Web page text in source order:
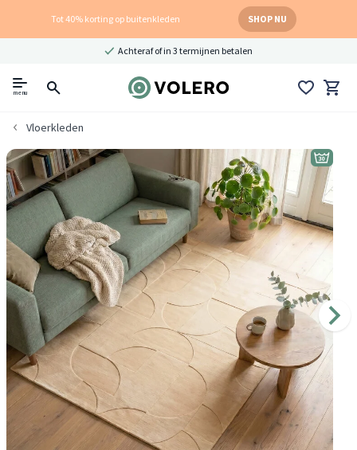
Tot 40% korting op buitenkleden SHOP NU
Achteraf of in 3 termijnen betalen
menu
Vloerkleden